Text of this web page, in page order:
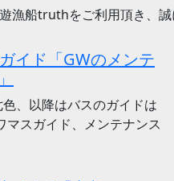
漁船truthをご利用頂き、
イド「GWのメンテ
、以降はバスのガイドは
マスガイド、メンテナンス